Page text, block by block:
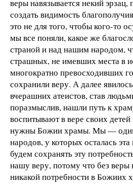
веры навязывается некий эрзац,
создать видимость
это не для того, чтобы кого-то
мы все поняли, какое же
страной и над нашим народом,
страшных, не имевших места в
многократно превосходивших
сохранили веру. А далее
вчерашних атеистов, став
поразмыслив, нашли путь к
воспитывают в вере своих
нужны Божии храмы. Мы —
народов, у которых осталась
будем сохранять эту
нашу веру, потому что без
никакой потребности в Божиих